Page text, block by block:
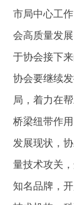
市局中心工
会高质量发
于协会接下
协会要继续
局，着力在
桥梁纽带作
发展现状，
量技术攻关
知名品牌，